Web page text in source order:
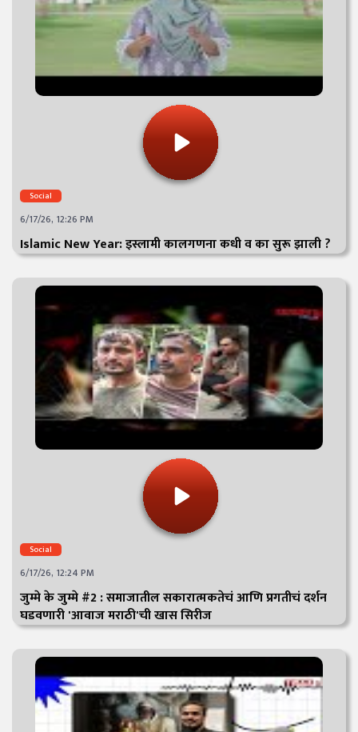
Social
6/17/26, 12:26 PM
Islamic New Year: इस्लामी कालगणना कधी व का सुरू झाली ?
Social
6/17/26, 12:24 PM
जुम्मे के जुम्मे #2 : समाजातील सकारात्मकतेचं आणि प्रगतीचं दर्शन
घडवणारी 'आवाज मराठी'ची खास सिरीज